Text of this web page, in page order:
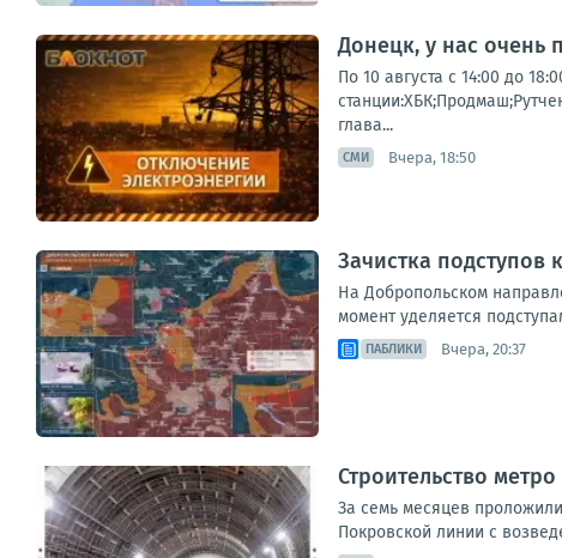
Донецк, у нас очень
По 10 августа с 14:00 до
глава...
СМИ Вчера, 18:50
Зачистка подступов
На Добропольском
момент уделяется
ПАБЛИКИ Вчера, 20:37
Строительство
За семь месяцев
Покровской линии с